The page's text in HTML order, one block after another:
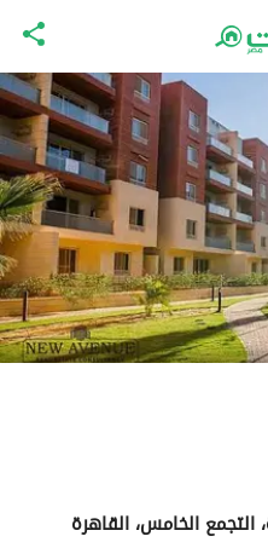
التجمع الخامس، القاهرة